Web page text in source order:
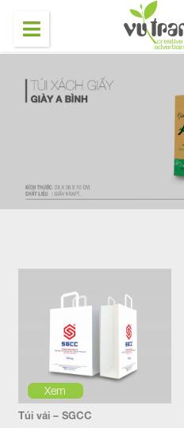
Xem
Túi vải – SGCC